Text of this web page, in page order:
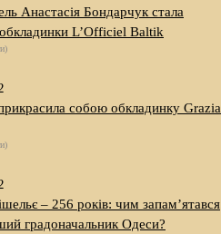
Анастасія Бондарчук стала
L’Officiel Baltik
собою обкладинку Grazia
– 256 років: чим запам’ятався
градоначальник Одеси?